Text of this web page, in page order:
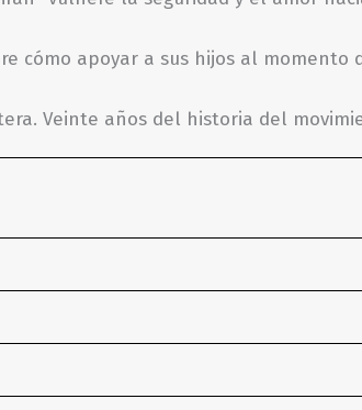
cómo apoyar a sus hijos al momento
Veinte años del historia del